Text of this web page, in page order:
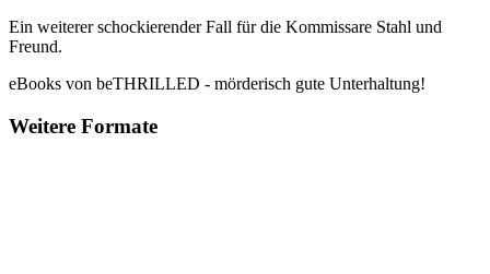
Ein weiterer schockierender Fall für die Kommissare Stahl und
Freund.
eBooks von beTHRILLED - mörderisch gute Unterhaltung!
Weitere Formate